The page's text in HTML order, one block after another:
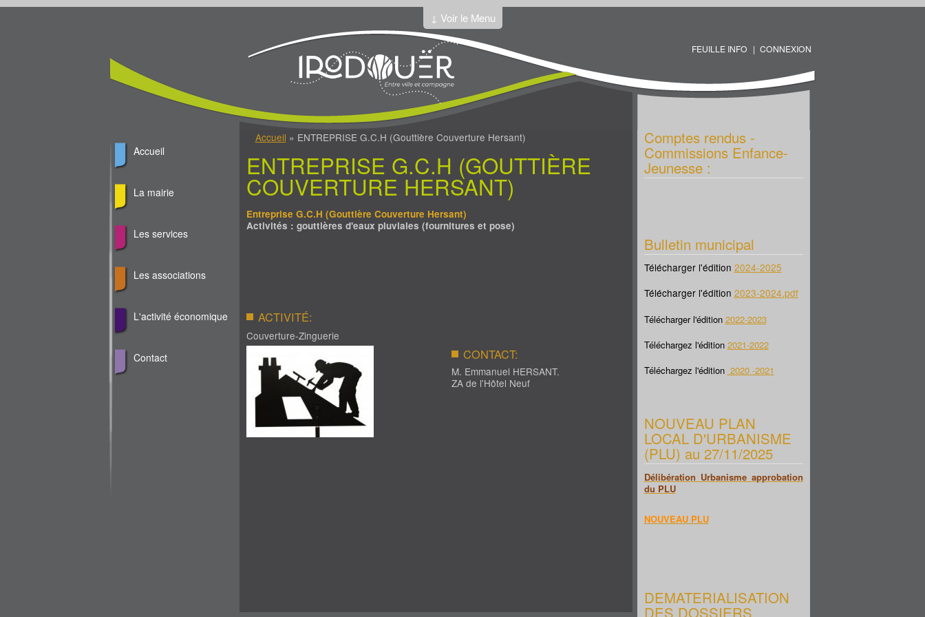
Jump to Content
↓ Voir le Menu
FEUILLE INFO CONNEXION
Vous êtes ici Accueil » ENTREPRISE G.C.H (Gouttière Couverture Hersant)
ENTREPRISE G.C.H (GOUTTIÈRE
COUVERTURE HERSANT)
Entreprise G.C.H (Gouttière Couverture Hersant)
Activités : gouttières d'eaux pluviales (fournitures et pose)
ACTIVITÉ:
Couverture-Zinguerie
CONTACT:
M. Emmanuel HERSANT.
ZA de l'Hôtel Neuf
Accueil
La mairie
Les services
Les associations
L'activité économique
Contact
Comptes rendus -
Commissions Enfance-
Jeunesse :
Bulletin municipal
Télécharger l'édition 2024-2025
Télécharger l'édition 2023-2024.pdf
Télécharger l'édition 2022-2023
Téléchargez l'édition 2021-2022
Téléchargez l'édition 2020 -2021
NOUVEAU PLAN
LOCAL D'URBANISME
(PLU) au 27/11/2025
Délibération Urbanisme approbation
du PLU
NOUVEAU PLU
DEMATERIALISATION
DES DOSSIERS